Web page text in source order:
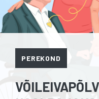
PEREKOND